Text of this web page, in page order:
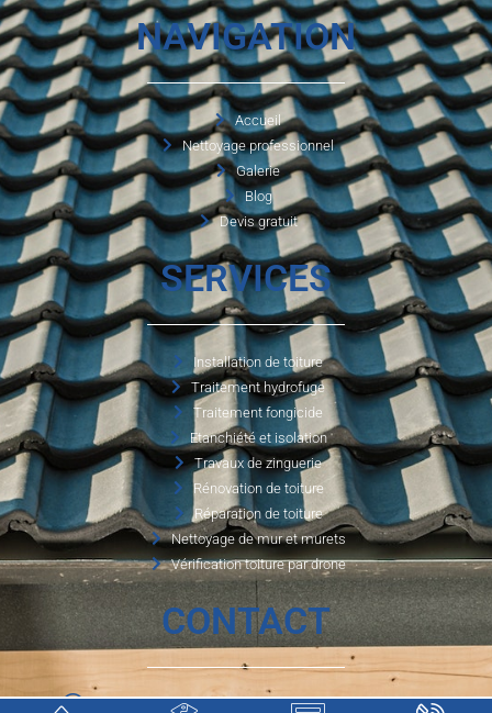
NAVIGATION
Accueil
Nettoyage professionnel
Galerie
Blog
Devis gratuit
SERVICES
Installation de toiture
Traitement hydrofuge
Traitement fongicide
Etanchiété et isolation
Travaux de zinguerie
Rénovation de toiture
Réparation de toiture
Nettoyage de mur et murets
Vérification toiture par drone
CONTACT
1750 route de la petite carpenterie, 76 190 Valliquerville